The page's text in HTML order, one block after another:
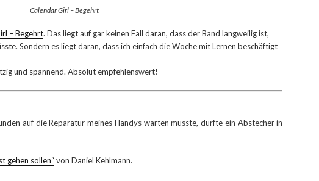
Calendar Girl – Begehrt
– Begehrt. Das liegt auf gar keinen Fall daran, dass der Band langweilig ist,
Sondern es liegt daran, dass ich einfach die Woche mit Lernen beschäftigt
und spannend. Absolut empfehlenswert!
auf die Reparatur meines Handys warten musste, durfte ein Abstecher in
gehen sollen“von Daniel Kehlmann.